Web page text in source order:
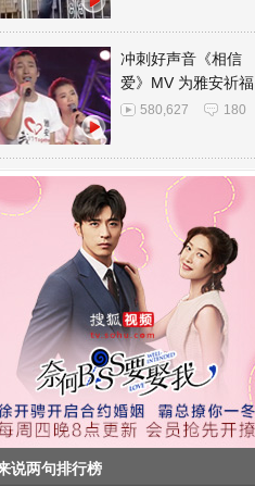
冲刺好声音《相信
爱》MV 为雅安祈福
580,627 180
说两句排行榜